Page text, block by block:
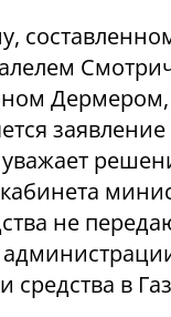
не
средства в